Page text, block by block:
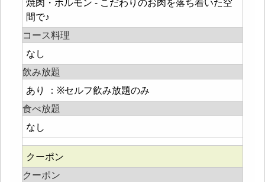
間で♪
コース料理
なし
飲み放題
あり ：※セルフ飲み放題のみ
食べ放題
なし
クーポン
クーポン